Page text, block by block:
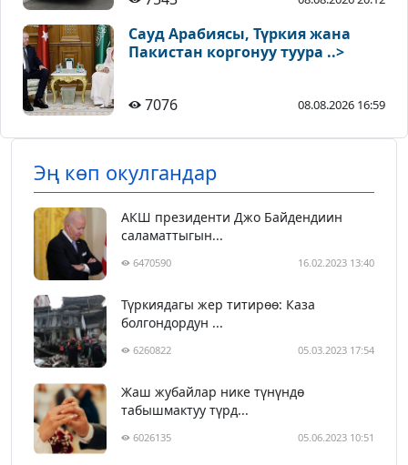
Сауд Арабиясы, Түркия жана
Пакистан коргонуу туура ..>
7076 08.08.2026 16:59
Эң көп окулгандар
АКШ президенти Джо Байдендиин
саламаттыгын...
6470590 16.02.2023 13:40
Түркиядагы жер титирөө: Каза
болгондордун ...
6260822 05.03.2023 17:54
Жаш жубайлар нике түнүндө
табышмактуу түрд...
6026135 05.06.2023 10:51